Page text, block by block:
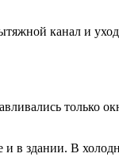
канал и
только
в здании. В